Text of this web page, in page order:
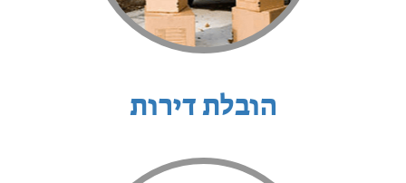
הובלת דירות